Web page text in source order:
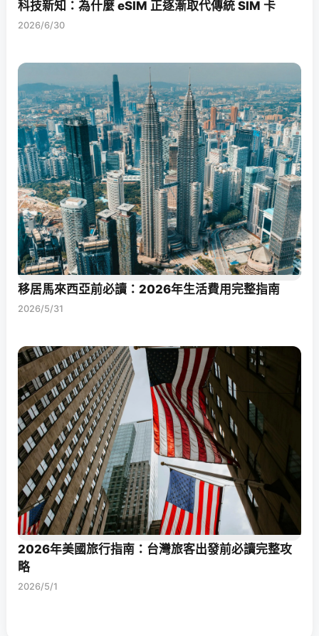
科技新知：為什麼 eSIM 正逐漸取代傳統 SIM 卡
2026/6/30
移居馬來西亞前必讀：2026年生活費用完整指南
2026/5/31
2026年美國旅行指南：台灣旅客出發前必讀完整攻
略
2026/5/1